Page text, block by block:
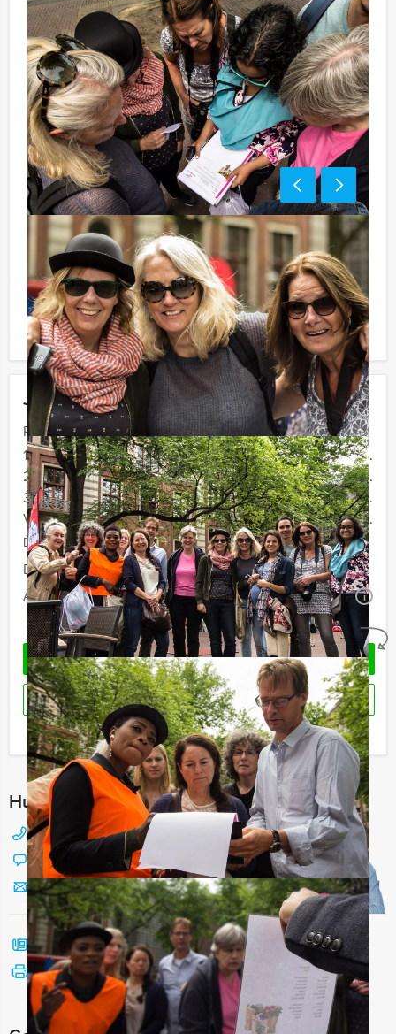
Jouw uitje
Prijs :
12 - 19 personen
€ 29,50 p.p.
20 - 29 personen
€ 27,50 p.p.
30 - 39 personen
€ 24,50 p.p.
Vanaf 40 personen
€ 22,50 p.p.
De prijzen zijn exclusief BTW
Duur:
3 uur en 30 minuten
Aantal:
Minimaal 12 personen i
Geheel vrijblijvend
OFFERTE AANVRAGEN
RESERVEREN
Ik heb een vraag over dit uitje
Hulp nodig bij het kiezen?
088 428 81 17
Chat met Jeroen
Stuur ons een mailtje
Bel mij terug
Bekijk printbare versie
Reservering voor kleinere groepen:
Komt u niet aan het minimale aantal deelnemers voor
dit arrangement? Als u bereid bent voor het minimale
aantal te betalen, kunt u ook gewoon voor minder
personen boeken!